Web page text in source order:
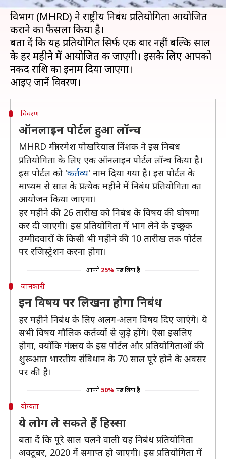
प्रतियोगता लेकर आई है। केंद्रीय मानव संसाधन विकास
विभाग (MHRD) ने राष्ट्रीय निबंध प्रतियोगिता आयोजित
कराने का फैसला किया है।
बता दें कि यह प्रतियोगित सिर्फ एक बार नहीं बल्कि साल
के हर महीने में आयोजित की जाएगी। इसके लिए आपको
नकद राशि का इनाम दिया जाएगा।
विवरण
ऑनलाइन पोर्टल हुआ लॉन्च
MHRD मंत्री रमेश पोखरियाल निंशक ने इस निबंध
प्रतियोगिता के लिए एक ऑनलाइन पोर्टल लॉन्च किया है।
इस पोर्टल को 'कर्तव्य' नाम दिया गया है। इस पोर्टल के
माध्यम से साल के प्रत्येक महीने में निबंध प्रतियोगिता का
आयोजन किया जाएगा।
हर महीने की 26 तारीख को निबंध के विषय की घोषणा
कर दी जाएगी। इस प्रतियोगिता में भाग लेने के इच्छुक
उम्मीदवारों के किसी भी महीने की 10 तारीख तक पोर्टल
पर रजिस्ट्रेशन करना होगा।
आपने 25% पढ़ लिया है
जानकारी
इन विषय पर लिखना होगा निबंध
हर महीने निबंध के लिए अलग-अलग विषय दिए जाएंगे। ये
सभी विषय मौलिक कर्तव्यों से जुड़े होंगे। ऐसा इसलिए
होगा, क्योंकि मंत्रालय के इस पोर्टल और प्रतियोगिताओं की
शुरूआत भारतीय संविधान के 70 साल पूरे होने के अवसर
पर की है।
आपने 50% पढ़ लिया है
योग्यता
ये लोग ले सकते हैं हिस्सा
बता दें कि पूरे साल चलने वाली यह निबंध प्रतियोगिता
अक्टूबर, 2020 में समाप्त हो जाएगी। इस प्रतियोगिता में